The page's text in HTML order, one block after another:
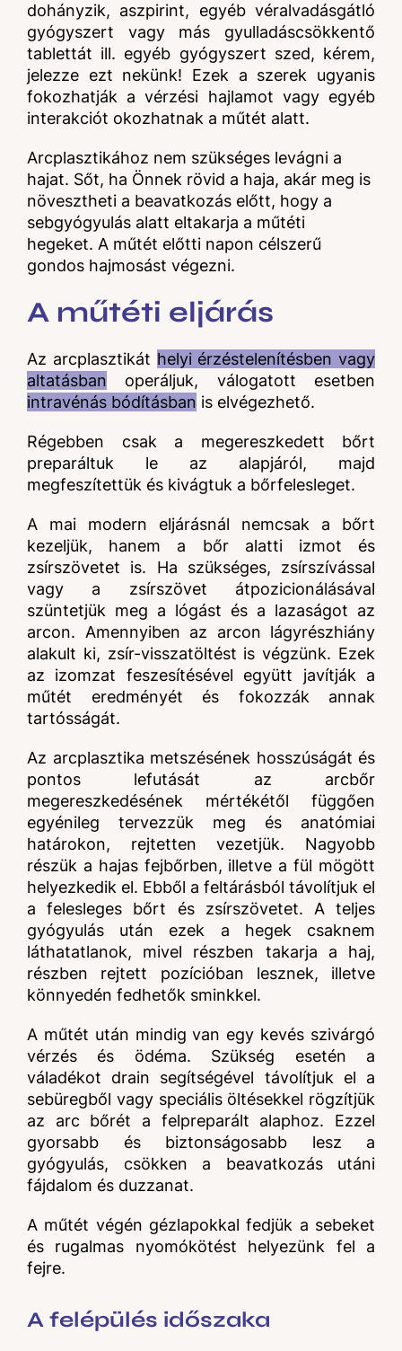
dohányzik, aszpirint, egyéb véralvadásgátló
gyógyszert vagy más gyulladáscsökkentő
tablettát ill. egyéb gyógyszert szed, kérem,
jelezze ezt nekünk! Ezek a szerek ugyanis
fokozhatják a vérzési hajlamot vagy egyéb
interakciót okozhatnak a műtét alatt.
Arcplasztikához nem szükséges levágni a
hajat. Sőt, ha Önnek rövid a haja, akár meg is
növesztheti a beavatkozás előtt, hogy a
sebgyógyulás alatt eltakarja a műtéti
hegeket. A műtét előtti napon célszerű
gondos hajmosást végezni.
A műtéti eljárás
Az arcplasztikát helyi érzéstelenítésben vagy
altatásban operáljuk, válogatott esetben
intravénás bódításban is elvégezhető.
Régebben csak a megereszkedett bőrt
preparáltuk le az alapjáról, majd
megfeszítettük és kivágtuk a bőrfelesleget.
A mai modern eljárásnál nemcsak a bőrt
kezeljük, hanem a bőr alatti izmot és
zsírszövetet is. Ha szükséges, zsírszívással
vagy a zsírszövet átpozicionálásával
szüntetjük meg a lógást és a lazaságot az
arcon. Amennyiben az arcon lágyrészhiány
alakult ki, zsír-visszatöltést is végzünk. Ezek
az izomzat feszesítésével együtt javítják a
műtét eredményét és fokozzák annak
tartósságát.
Az arcplasztika metszésének hosszúságát és
pontos lefutását az arcbőr
megereszkedésének mértékétől függően
egyénileg tervezzük meg és anatómiai
határokon, rejtetten vezetjük. Nagyobb
részük a hajas fejbőrben, illetve a fül mögött
helyezkedik el. Ebből a feltárásból távolítjuk el
a felesleges bőrt és zsírszövetet. A teljes
gyógyulás után ezek a hegek csaknem
láthatatlanok, mivel részben takarja a haj,
részben rejtett pozícióban lesznek, illetve
könnyedén fedhetők sminkkel.
A műtét után mindig van egy kevés szivárgó
vérzés és ödéma. Szükség esetén a
váladékot drain segítségével távolítjuk el a
sebüregből vagy speciális öltésekkel rögzítjük
az arc bőrét a felpreparált alaphoz. Ezzel
gyorsabb és biztonságosabb lesz a
gyógyulás, csökken a beavatkozás utáni
fájdalom és duzzanat.
A műtét végén gézlapokkal fedjük a sebeket
és rugalmas nyomókötést helyezünk fel a
fejre.
A felépülés időszaka